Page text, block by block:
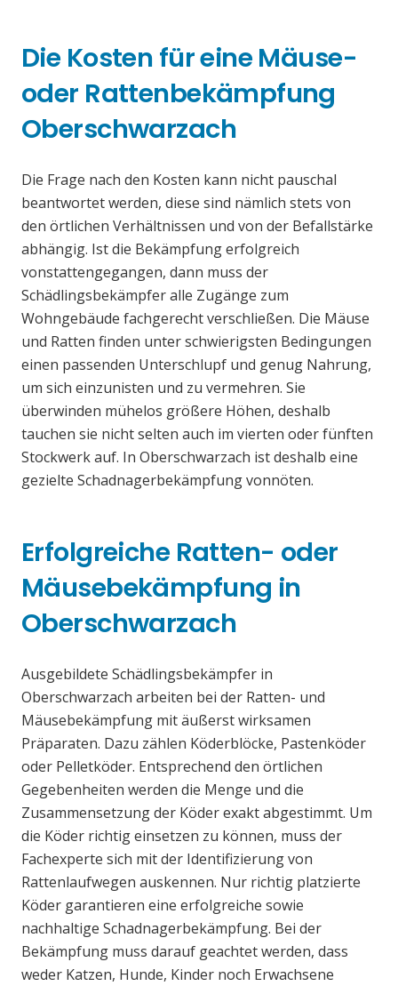
Die Kosten für eine Mäuse-
oder Rattenbekämpfung
Oberschwarzach
Die Frage nach den Kosten kann nicht pauschal
beantwortet werden, diese sind nämlich stets von
den örtlichen Verhältnissen und von der Befallstärke
abhängig. Ist die Bekämpfung erfolgreich
vonstattengegangen, dann muss der
Schädlingsbekämpfer alle Zugänge zum
Wohngebäude fachgerecht verschließen. Die Mäuse
und Ratten finden unter schwierigsten Bedingungen
einen passenden Unterschlupf und genug Nahrung,
um sich einzunisten und zu vermehren. Sie
überwinden mühelos größere Höhen, deshalb
tauchen sie nicht selten auch im vierten oder fünften
Stockwerk auf. In Oberschwarzach ist deshalb eine
gezielte Schadnagerbekämpfung vonnöten.
Erfolgreiche Ratten- oder
Mäusebekämpfung in
Oberschwarzach
Ausgebildete Schädlingsbekämpfer in
Oberschwarzach arbeiten bei der Ratten- und
Mäusebekämpfung mit äußerst wirksamen
Präparaten. Dazu zählen Köderblöcke, Pastenköder
oder Pelletköder. Entsprechend den örtlichen
Gegebenheiten werden die Menge und die
Zusammensetzung der Köder exakt abgestimmt. Um
die Köder richtig einsetzen zu können, muss der
Fachexperte sich mit der Identifizierung von
Rattenlaufwegen auskennen. Nur richtig platzierte
Köder garantieren eine erfolgreiche sowie
nachhaltige Schadnagerbekämpfung. Bei der
Bekämpfung muss darauf geachtet werden, dass
weder Katzen, Hunde, Kinder noch Erwachsene